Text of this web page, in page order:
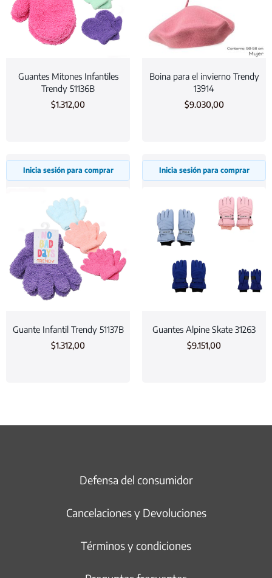
Guantes Mitones Infantiles
Trendy 51136B
$1.312,00
Boina para el invierno Trendy
13914
$9.030,00
Inicia sesión para comprar
Guante Infantil Trendy 51137B
$1.312,00
Inicia sesión para comprar
Guantes Alpine Skate 31263
$9.151,00
Defensa del consumidor
Cancelaciones y Devoluciones
Términos y condiciones